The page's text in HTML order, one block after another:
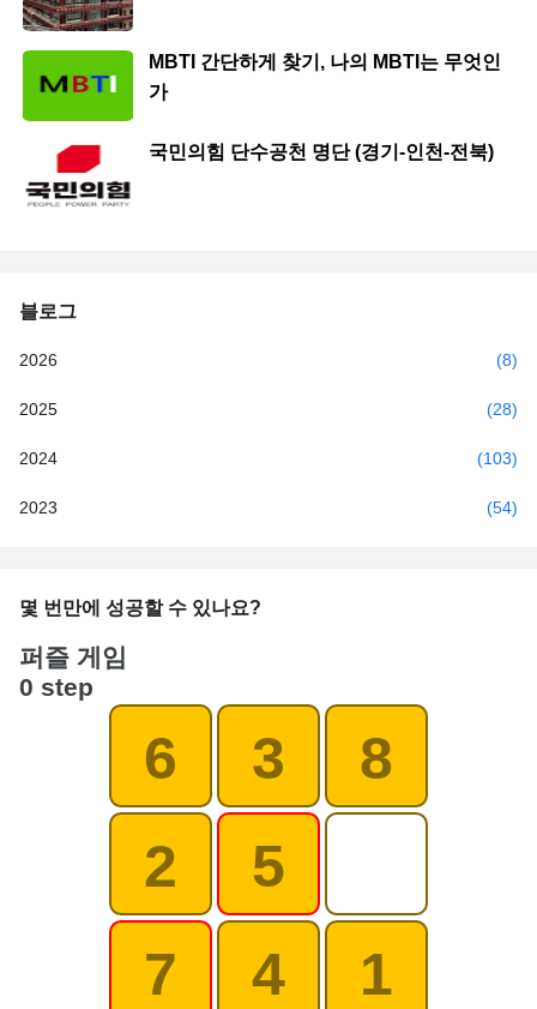
MBTI 간단하게 찾기, 나의 MBTI는 무엇인
가
국민의힘 단수공천 명단 (경기-인천-전북)
블로그
2026 (8)
2025 (28)
2024 (103)
2023 (54)
몇 번만에 성공할 수 있나요?
퍼즐 게임
0 step
6 3
8
2
5
7
4 1